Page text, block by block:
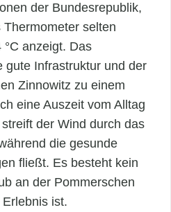
der Bundesrepublik,
selten
anzeigt. Das
gute Infrastruktur und der
Zinnowitz zu einem
eine Auszeit vom Alltag
der Wind durch das
die gesunde
fließt. Es besteht kein
an der Pommerschen
ist.